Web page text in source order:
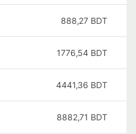
888,27 BDT
1776,54 BDT
4441,36 BDT
8882,71 BDT